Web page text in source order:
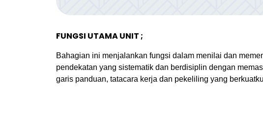
FUNGSI UTAMA UNIT ;
Bahagian ini menjalankan fungsi dalam menilai dan
pendekatan yang sistematik dan berdisiplin dengan
garis panduan, tatacara kerja dan pekeliling yang